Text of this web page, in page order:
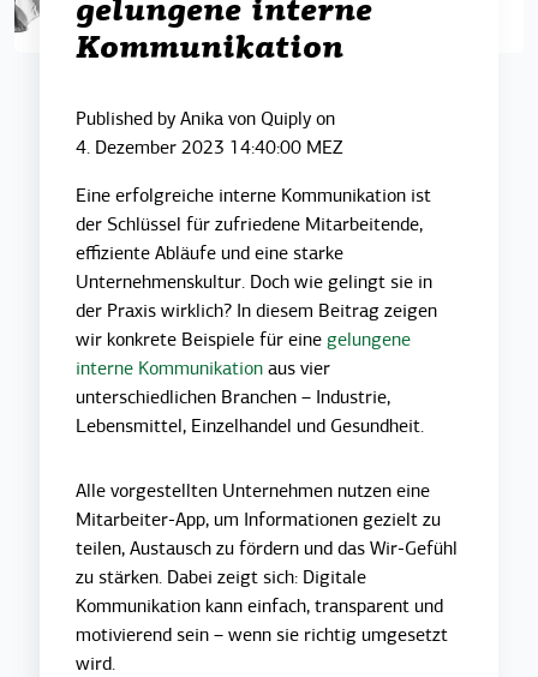
gelungene interne
Kommunikation
Published byAnika von Quiplyon
4. Dezember 2023 14:40:00 MEZ
Eine erfolgreiche interne Kommunikation ist
der Schlüssel für zufriedene Mitarbeitende,
effiziente Abläufe und eine starke
Unternehmenskultur. Doch wie gelingt sie in
der Praxis wirklich? In diesem Beitrag zeigen
wir konkrete Beispiele für einegelungene
interne Kommunikation aus vier
unterschiedlichen Branchen – Industrie,
Lebensmittel, Einzelhandel und Gesundheit.
Alle vorgestellten Unternehmen nutzen eine
Mitarbeiter-App, um Informationen gezielt zu
teilen, Austausch zu fördern und das Wir-Gefühl
zu stärken. Dabei zeigt sich: Digitale
Kommunikation kann einfach, transparent und
motivierend sein – wenn sie richtig umgesetzt
wird.